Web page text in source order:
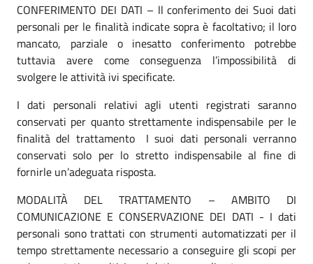
CONFERIMENTO DEI DATI – ll conferimento dei Suoi dati
personali per le finalità indicate sopra è facoltativo; il loro
mancato, parziale o inesatto conferimento potrebbe
tuttavia avere come conseguenza l’impossibilità di
svolgere le attività ivi specificate.
I dati personali relativi agli utenti registrati saranno
conservati per quanto strettamente indispensabile per le
finalità del trattamento I suoi dati personali verranno
conservati solo per lo stretto indispensabile al fine di
fornirle un’adeguata risposta.
MODALITÀ DEL TRATTAMENTO – AMBITO DI
COMUNICAZIONE E CONSERVAZIONE DEI DATI - I dati
personali sono trattati con strumenti automatizzati per il
tempo strettamente necessario a conseguire gli scopi per